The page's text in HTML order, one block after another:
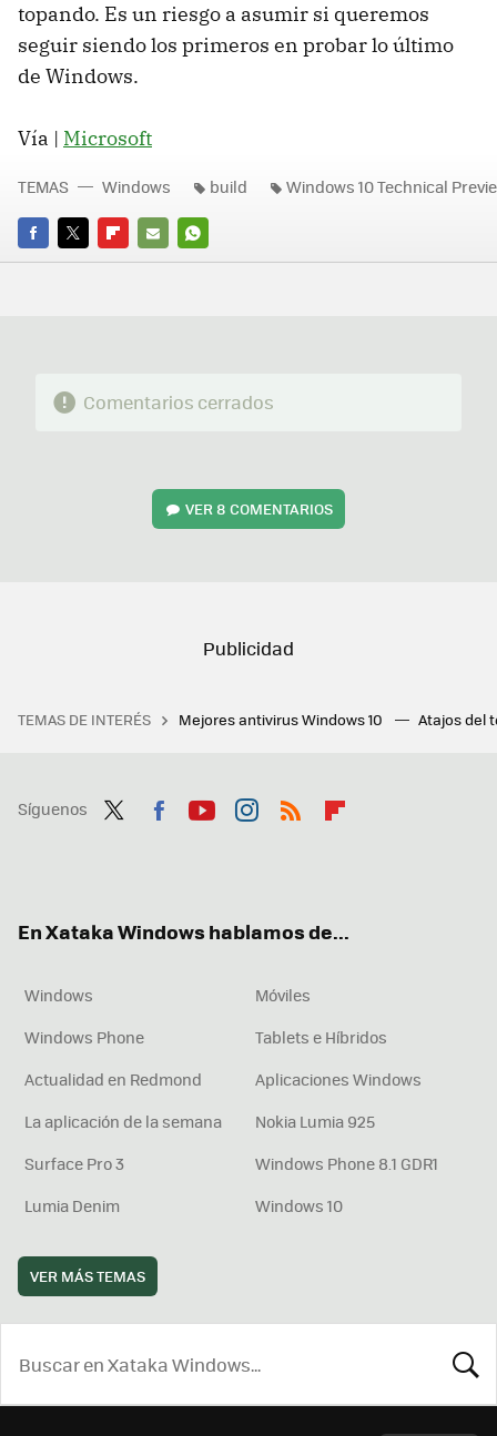
topando. Es un riesgo a asumir si queremos
seguir siendo los primeros en probar lo último
de Windows.
Vía | Microsoft
FACEBOOK
TWITTERFLIPBOARD
E-
WHATSAPP
TEMAS Windows build Windows 10 Technical
Comentarios cerrados
VER8 COMENTARIOS
TEMAS DE INTERÉS Mejores antivirus Windows 10 Atajos del
Síguenos
En Xataka Windows hablamos de...
Windows
Móviles
Windows Phone
Tablets e Híbridos
Actualidad en Redmond
Aplicaciones Windows
La aplicación de la semana
Nokia Lumia 925
Surface Pro 3
Windows Phone 8.1 GDR1
Lumia Denim
Windows 10
VER MÁS TEMAS